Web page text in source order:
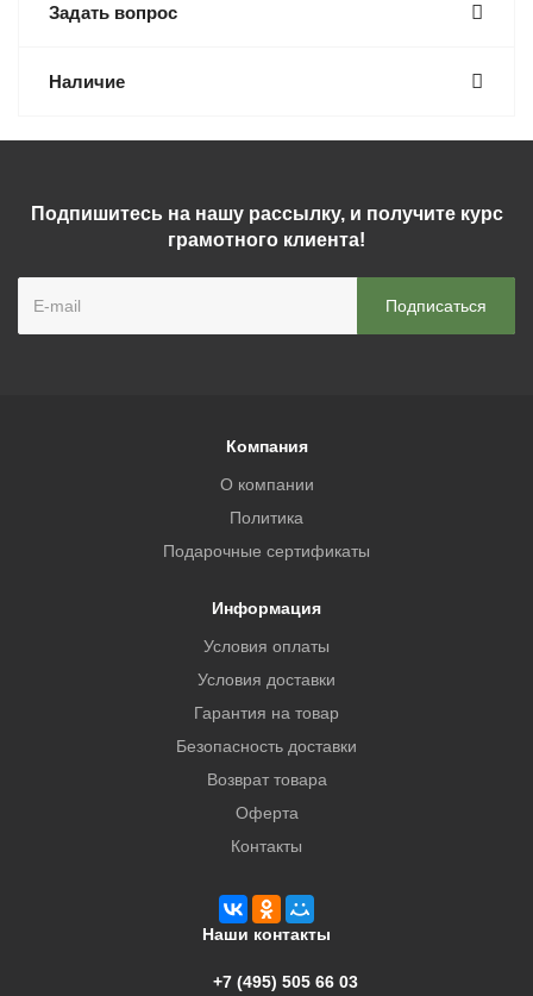
Задать вопрос
Наличие
Подпишитесь на нашу рассылку, и получите курс
грамотного клиента!
Компания
О компании
Политика
Подарочные сертификаты
Информация
Условия оплаты
Условия доставки
Гарантия на товар
Безопасность доставки
Возврат товара
Оферта
Контакты
Наши контакты
+7 (495) 505 66 03